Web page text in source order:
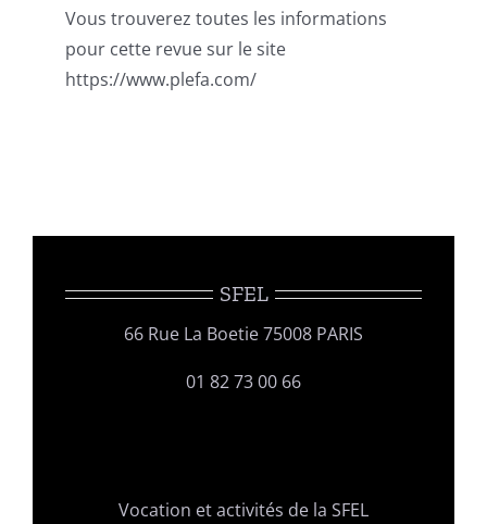
Vous trouverez toutes les informations
pour cette revue sur le site
https://www.plefa.com/
SFEL
66 Rue La Boetie 75008 PARIS
01 82 73 00 66
Vocation et activités de la SFEL